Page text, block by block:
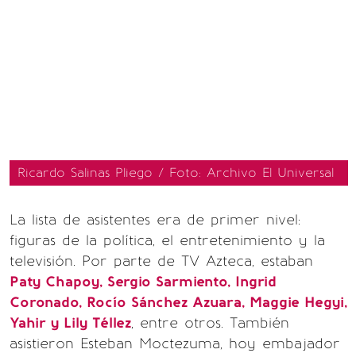
Ricardo Salinas Pliego / Foto: Archivo El Universal
La lista de asistentes era de primer nivel:
figuras de la política, el entretenimiento y la
televisión. Por parte de TV Azteca, estaban
Paty Chapoy, Sergio Sarmiento, Ingrid
Coronado, Rocío Sánchez Azuara, Maggie Hegyi,
Yahir y Lily Téllez, entre otros. También
asistieron Esteban Moctezuma, hoy embajador